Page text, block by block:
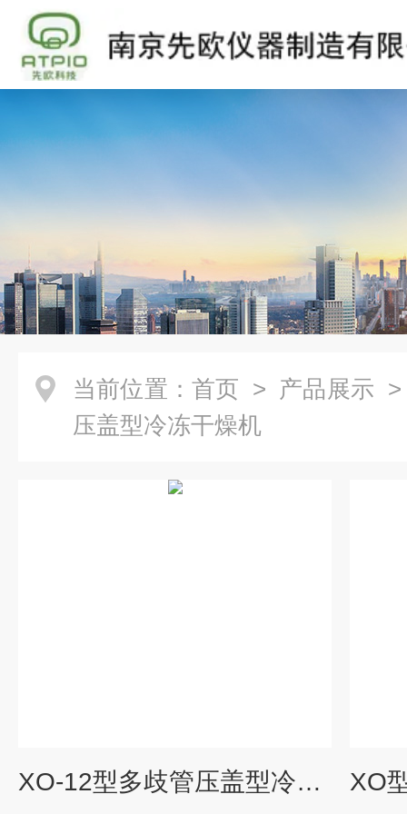
当前位置： 首页 > 产品展示
压盖型冷冻干燥机
XO-12型多歧管压盖型冷冻干燥机